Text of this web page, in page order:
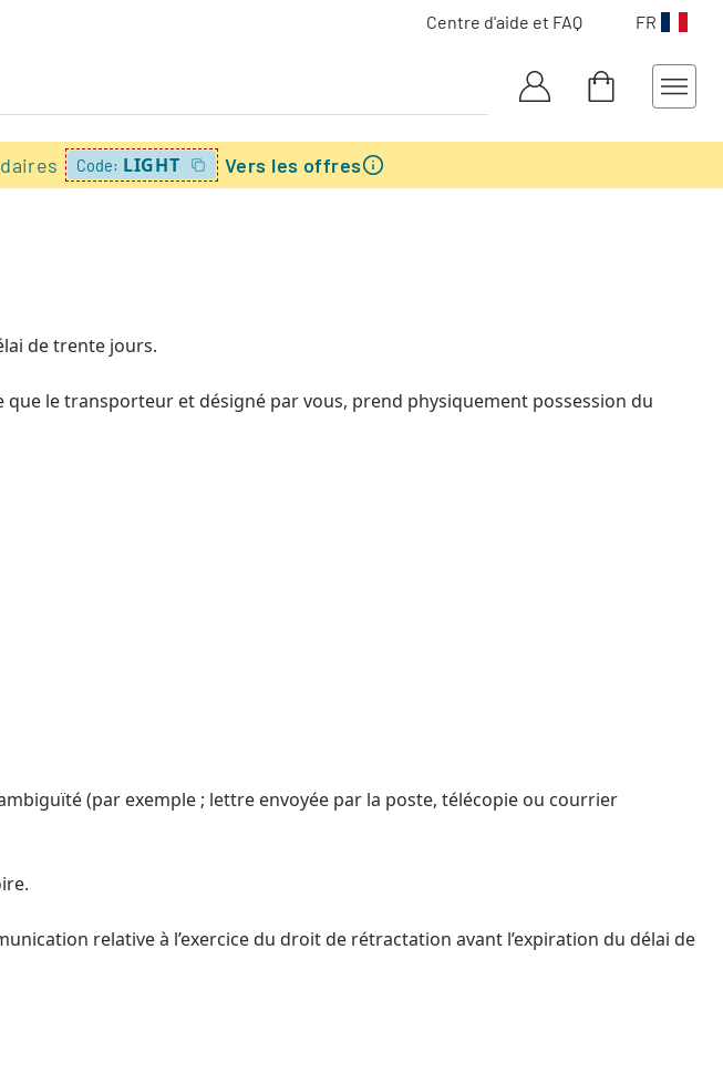
Centre d'aide et FAQ FR
Code: LIGHT Vers les offres
de trente jours.
le transporteur et désigné par vous, prend physiquement possession du
(par exemple ; lettre envoyée par la poste, télécopie ou courrier
relative à l’exercice du droit de rétractation avant l’expiration du délai de